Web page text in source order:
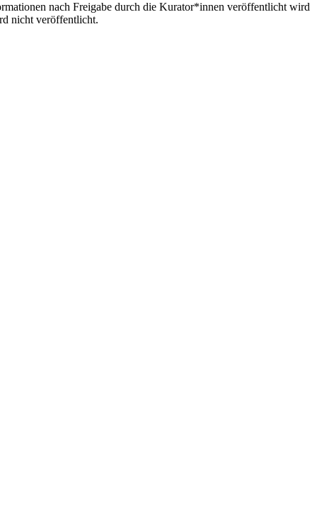
nach Freigabe durch die Kurator*innen veröffentlicht wird
nicht veröffentlicht.